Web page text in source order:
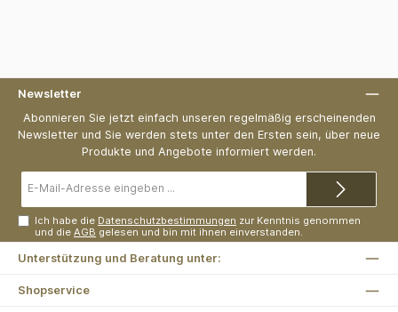
Newsletter
Abonnieren Sie jetzt einfach unseren regelmäßig erscheinenden
Newsletter und Sie werden stets unter den Ersten sein, über neue
Produkte und Angebote informiert werden.
Mail-
Ich habe die Datenschutzbestimmungen zur Kenntnis genommen
und dieAGB gelesen und bin mit ihnen einverstanden.
Unterstützung und Beratung unter:
Shopservice